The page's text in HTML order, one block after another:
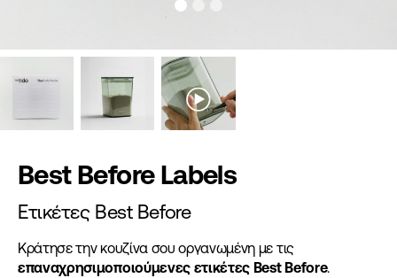
Best Before Labels
Ετικέτες Best Before
Κράτησε την κουζίνα σου οργανωμένη με τις
επαναχρησιμοποιούμενες ετικέτες Best Before.